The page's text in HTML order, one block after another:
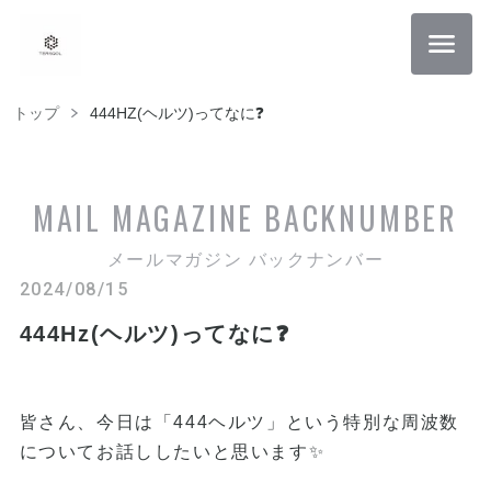
トップ 444HZ(ヘルツ)ってなに❓
MAIL MAGAZINE BACKNUMBER
メールマガジン バックナンバー
2024/08/15
444Hz(ヘルツ)ってなに❓
皆さん、今日は「444ヘルツ」という特別な周波数
についてお話ししたいと思います✨